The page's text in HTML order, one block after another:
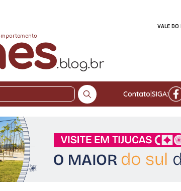
VALE DO
Contato SIGA: